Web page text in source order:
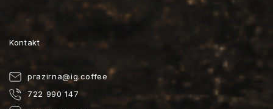
Kontakt
prazirna@ig.coffee
722 990 147